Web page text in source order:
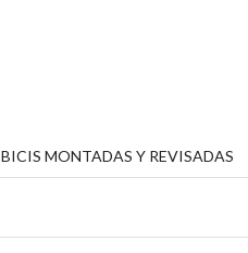
BICIS MONTADAS Y REVISADAS